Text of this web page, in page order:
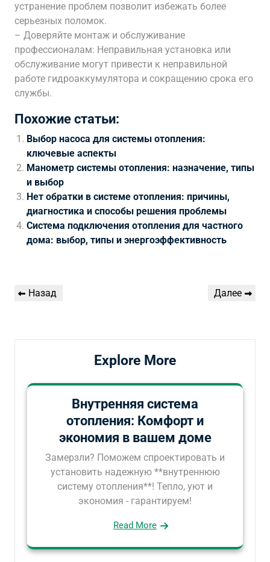
устранение проблем позволит избежать более
серьезных поломок.
– Доверяйте монтаж и обслуживание
профессионалам: Неправильная установка или
обслуживание могут привести к неправильной
работе гидроаккумулятора и сокращению срока его
службы.
Похожие статьи:
Выбор насоса для системы отопления:
ключевые аспекты
Манометр системы отопления: назначение, типы
и выбор
Нет обратки в системе отопления: причины,
диагностика и способы решения проблемы
Система подключения отопления для частного
дома: выбор, типы и энергоэффективность
Навигация
Предыдущая
Назад
Следующая
Далее
Explore More
Внутренняя система
отопления: Комфорт и
экономия в вашем доме
Замерзли? Поможем спроектировать и
установить надежную **внутреннюю
систему отопления**! Тепло, уют и
экономия - гарантируем!
Read More